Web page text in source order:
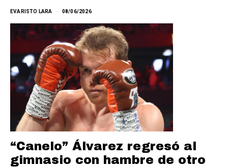
EVARISTO LARA 08/06/2026
“Canelo” Álvarez regresó al
gimnasio con hambre de otro